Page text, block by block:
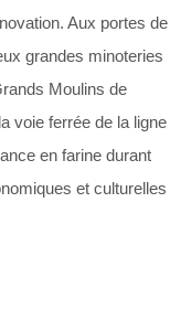
Aux portes de
grandes minoteries
Moulins de
voie ferrée de la ligne
en farine durant
et culturelles